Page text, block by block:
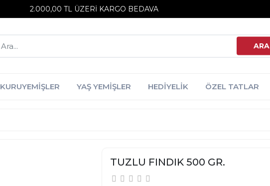
2.000,00 TL ÜZERI KARGO BEDAVA
ARA
KURUYEMIŞLER YAŞ YEMIŞLER HEDIYELIK ÖZEL TATLAR
TUZLU FINDIK 500 GR.